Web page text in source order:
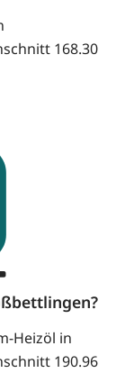
168.30
Heizöl in
190.96